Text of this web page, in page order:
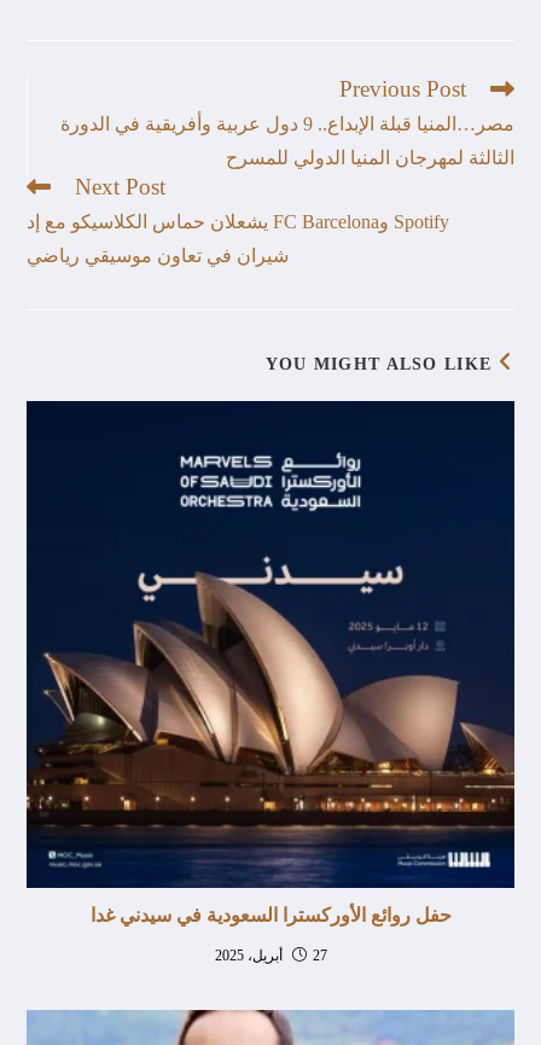
Previous Post
مصر…المنيا قبلة الإبداع.. 9 دول عربية وأفريقية في الدورة
الثالثة لمهرجان المنيا الدولي للمسرح
Next Post
Spotify وFC Barcelona يشعلان حماس الكلاسيكو مع إد
شيران في تعاون موسيقي رياضي
YOU MIGHT ALSO LIKE
حفل روائع الأوركسترا السعودية في سيدني غدا
27 أبريل، 2025